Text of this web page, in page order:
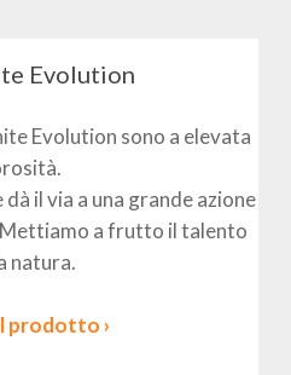
Evolution
Evolution sono a elevata
dà il via a una grande azione
a frutto il talento
natura.
prodotto ›